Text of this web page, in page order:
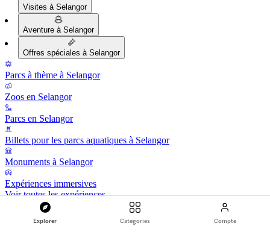
Explorer Catégories Compte
Visites à Selangor
Aventure à Selangor
Offres spéciales à Selangor
Parcs à thème à Selangor
Zoos en Selangor
Parcs en Selangor
Billets pour les parcs aquatiques à Selangor
Monuments à Selangor
Expériences immersives
Voir toutes les expériences
Visites guidées à Selangor